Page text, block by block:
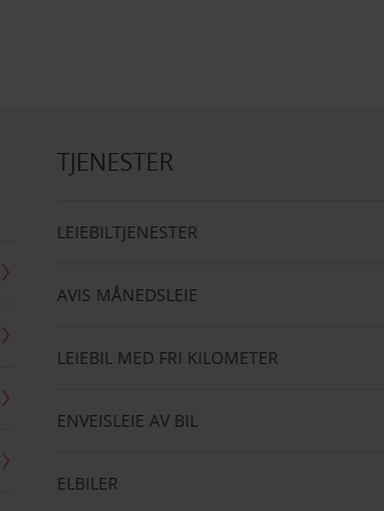
TJENESTER
LEIEBILTJENESTER
AVIS MÅNEDSLEIE
LEIEBIL MED FRI KILOMETER
ENVEISLEIE AV BIL
ELBILER